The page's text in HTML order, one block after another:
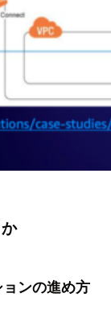
ンの進め方